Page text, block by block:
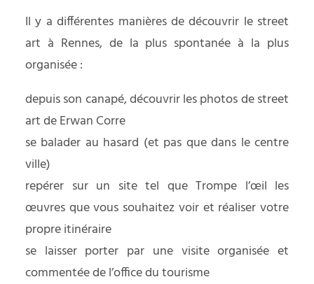
Il y a différentes manières de découvrir le street
art à Rennes, de la plus spontanée à la plus
organisée :
depuis son canapé, découvrirles photos de street
art de Erwan Corre
se balader au hasard (et pas que dans le centre
ville)
repérer sur un site tel que Trompe l’œil les
œuvres que vous souhaitez voir et réaliser votre
propre itinéraire
se laisser porter par une visite organisée et
commentée de l’office du tourisme